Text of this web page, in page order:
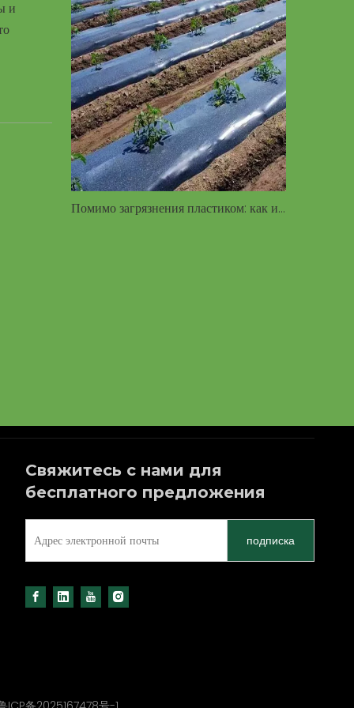
и
Помимо загрязнения пластиком: как индустрия мульчирующей пленки движется к устойчивому сельскому хозяйству
Свяжитесь с нами для
бесплатного предложения
подписка